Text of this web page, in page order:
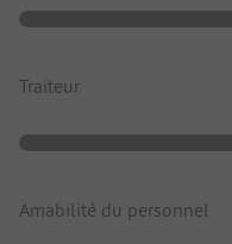
Traiteur
Amabilité du personnel